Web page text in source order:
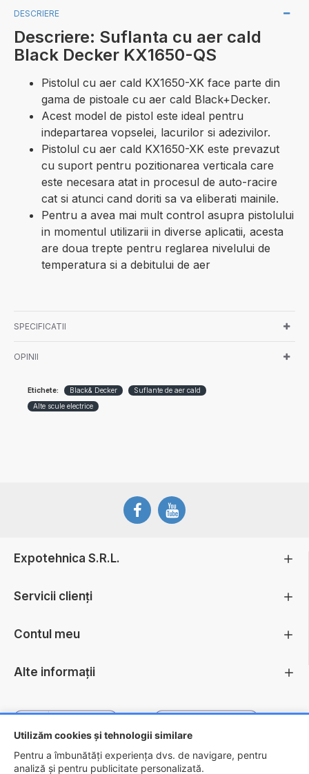
Utilizăm cookies și tehnologii similare
Pentru a îmbunătăți experiența dvs. de navigare, pentru
analiză și pentru publicitate personalizată.
DESCRIERE
Descriere: Suflanta cu aer cald
Black Decker KX1650-QS
Pistolul cu aer cald KX1650-XK face parte din
gama de pistoale cu aer cald Black+Decker.
Acest model de pistol este ideal pentru
indepartarea vopselei, lacurilor si adezivilor.
Pistolul cu aer cald KX1650-XK este prevazut
cu suport pentru pozitionarea verticala care
este necesara atat in procesul de auto-racire
cat si atunci cand doriti sa va eliberati mainile.
Pentru a avea mai mult control asupra pistolului
in momentul utilizarii in diverse aplicatii, acesta
are doua trepte pentru reglarea nivelului de
temperatura si a debitului de aer
SPECIFICATII
OPINII
Etichete: Black& Decker
Suflante de aer cald
Alte scule electrice
Expotehnica S.R.L.
Servicii clienți
Contul meu
Alte informații